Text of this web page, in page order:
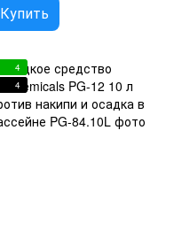
Купить
4
4